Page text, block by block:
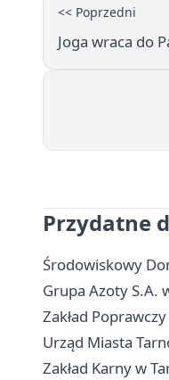
<< Poprzedni
Joga wraca do
Przydatne
Środowiskowy
Grupa Azoty S.A.
Zakład
Urząd Miasta
Zakład Karny w